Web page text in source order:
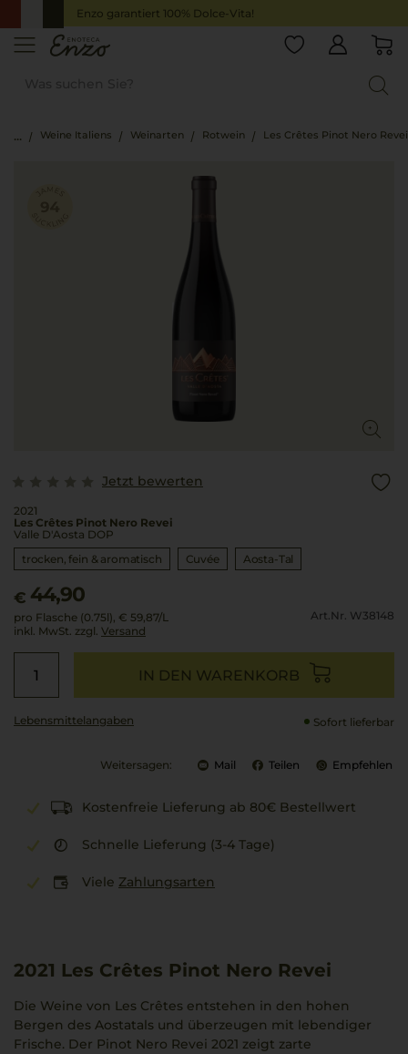
Enzo garantiert 100% Dolce-Vita!
Weine Italiens Weinarten Rotwein Les Crêtes Pinot Nero Revei
Jetzt bewerten
2021
Les Crêtes Pinot Nero Revei
Valle D'Aosta DOP
trocken, fein & aromatisch
Cuvée Aosta-Tal
€ 44,90
pro Flasche (0.75l), € 59,87/L
inkl. MwSt. zzgl. Versand
Art.Nr. W38148
IN DEN WARENKORB
Lebensmittel­angaben Sofort lieferbar
Weitersagen: Mail Teilen Empfehlen
Kostenfreie Lieferung ab 80€ Bestellwert
Schnelle Lieferung (3-4 Tage)
Viele Zahlungsarten
2021 Les Crêtes Pinot Nero Revei
Die Weine von Les Crêtes entstehen in den hohen
Bergen des Aostatals und überzeugen mit lebendiger
Frische. Der Pinot Nero Revei 2021 zeigt zarte